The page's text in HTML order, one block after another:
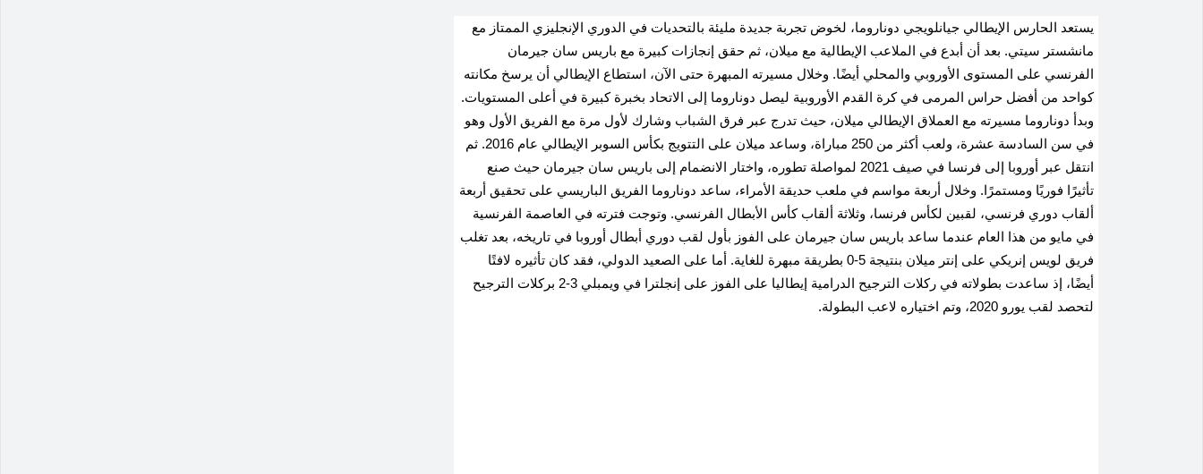
يستعد الحارس الإيطالي جيانلويجي دوناروما، لخوض تجربة جديدة مليئة بالتحديات في الدوري الإنجليزي الممتاز مع
مانشستر سيتي. بعد أن أبدع في الملاعب الإيطالية مع ميلان، ثم حقق إنجازات كبيرة مع باريس سان جيرمان
الفرنسي على المستوى الأوروبي والمحلي أيضًا. وخلال مسيرته المبهرة حتى الآن، استطاع الإيطالي أن يرسخ مكانته
كواحد من أفضل حراس المرمى في كرة القدم الأوروبية ليصل دوناروما إلى الاتحاد بخبرة كبيرة في أعلى المستويات.
وبدأ دوناروما مسيرته مع العملاق الإيطالي ميلان، حيث تدرج عبر فرق الشباب وشارك لأول مرة مع الفريق الأول وهو
في سن السادسة عشرة، ولعب أكثر من 250 مباراة، وساعد ميلان على التتويج بكأس السوبر الإيطالي عام 2016. ثم
انتقل عبر أوروبا إلى فرنسا في صيف 2021 لمواصلة تطوره، واختار الانضمام إلى باريس سان جيرمان حيث صنع
تأثيرًا فوريًا ومستمرًا. وخلال أربعة مواسم في ملعب حديقة الأمراء، ساعد دوناروما الفريق الباريسي على تحقيق أربعة
ألقاب دوري فرنسي، لقبين لكأس فرنسا، وثلاثة ألقاب كأس الأبطال الفرنسي. وتوجت فترته في العاصمة الفرنسية
في مايو من هذا العام عندما ساعد باريس سان جيرمان على الفوز بأول لقب دوري أبطال أوروبا في تاريخه، بعد تغلب
فريق لويس إنريكي على إنتر ميلان بنتيجة 5-0 بطريقة مبهرة للغاية. أما على الصعيد الدولي، فقد كان تأثيره لافتًا
أيضًا، إذ ساعدت بطولاته في ركلات الترجيح الدرامية إيطاليا على الفوز على إنجلترا في ويمبلي 3-2 بركلات الترجيح
لتحصد لقب يورو 2020، وتم اختياره لاعب البطولة.